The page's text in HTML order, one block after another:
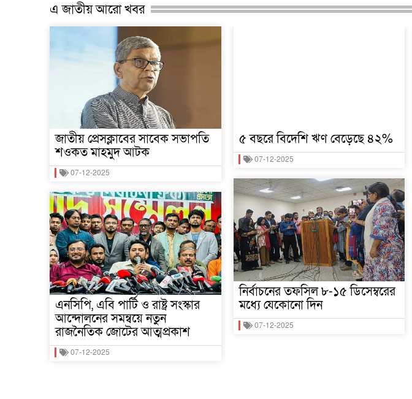
এ জাতীয় আরো খবর
জাতীয় প্রেসক্লাবের সাবেক সভাপতি
শওকত মাহমুদ আটক
07-12-2025
এনসিপি, এবি পার্টি ও রাষ্ট্র সংস্কার
আন্দোলনের সমন্বয়ে নতুন
রাজনৈতিক জোটের আত্মপ্রকাশ
07-12-2025
৫ বছরে বিদেশি ঋণ বেড়েছে ৪২%
07-12-2025
নির্বাচনের তফসিল ৮-১৫ ডিসেম্বরের
মধ্যে যেকোনো দিন
07-12-2025